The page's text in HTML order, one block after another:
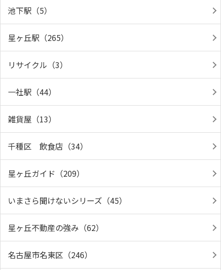
池下駅（5）
星ヶ丘駅（265）
リサイクル（3）
一社駅（44）
雑貨屋（13）
千種区 飲食店（34）
星ヶ丘ガイド（209）
いまさら聞けないシリーズ（45）
星ヶ丘不動産の強み（62）
名古屋市名東区（246）